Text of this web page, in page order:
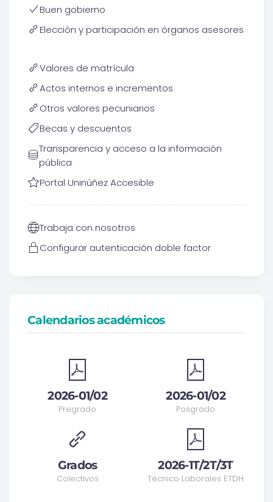
Buen gobierno
Elección y participación en órganos asesores
Valores de matrícula
Actos internos e incrementos
Otros valores pecuniarios
Becas y descuentos
Transparencia y acceso a la información
pública
Portal Uninúñez Accesible
Trabaja con nosotros
Configurar autenticación doble factor
Calendarios académicos
2026-01/02
Pregrado
Grados
Colectivos
2026-01/02
Posgrado
2026-1T/2T/3T
Técnico Laborales ETDH